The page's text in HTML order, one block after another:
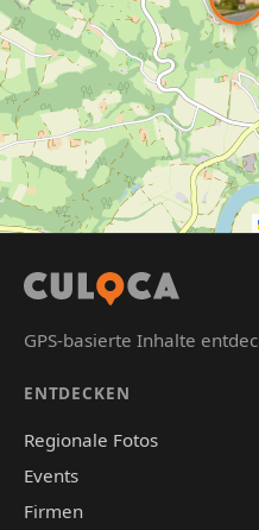
GPS-basierte Inhalte
ENTDECKEN
Regionale Fotos
Events
Firmen